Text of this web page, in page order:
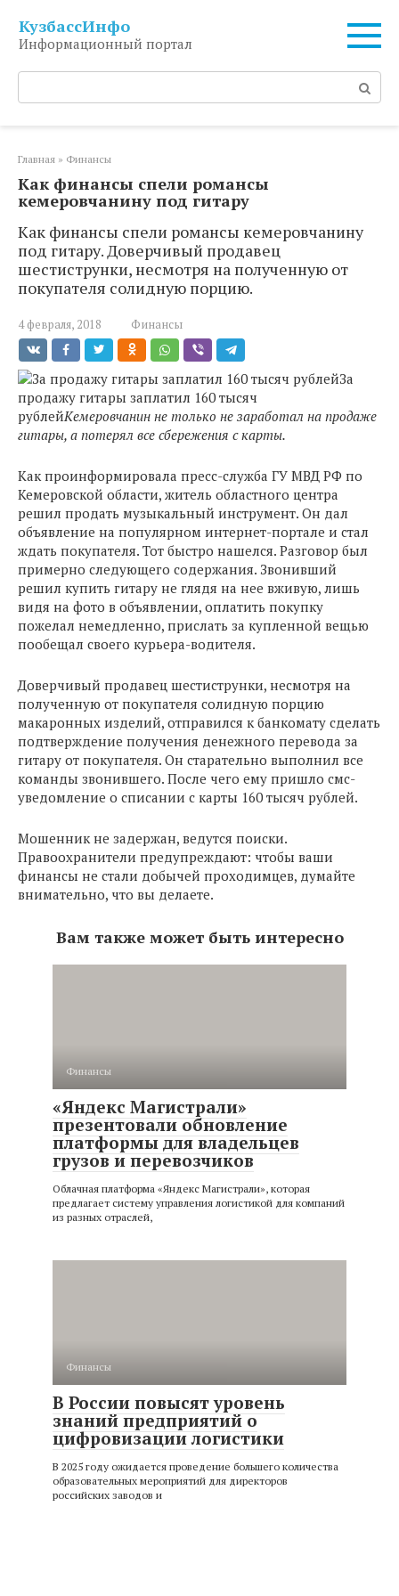
контенту
КузбассИнфо
Информационный портал
Поиск:
Главная » Финансы
Как финансы спели романсы
кемеровчанину под гитару
Как финансы спели романсы кемеровчанину
под гитару. Доверчивый продавец
шестиструнки, несмотря на полученную от
покупателя солидную порцию.
4 февраля, 2018 Финансы
За
продажу гитары заплатил 160 тысяч
рублейКемеровчанин не только не заработал на продаже
гитары, а потерял все сбережения с карты.
Как проинформировала пресс-служба ГУ МВД РФ по
Кемеровской области, житель областного центра
решил продать музыкальный инструмент. Он дал
объявление на популярном интернет-портале и стал
ждать покупателя. Тот быстро нашелся. Разговор был
примерно следующего содержания. Звонивший
решил купить гитару не глядя на нее вживую, лишь
видя на фото в объявлении, оплатить покупку
пожелал немедленно, прислать за купленной вещью
пообещал своего курьера-водителя.
Доверчивый продавец шестиструнки, несмотря на
полученную от покупателя солидную порцию
макаронных изделий, отправился к банкомату сделать
подтверждение получения денежного перевода за
гитару от покупателя. Он старательно выполнил все
команды звонившего. После чего ему пришло смс-
уведомление о списании с карты 160 тысяч рублей.
Мошенник не задержан, ведутся поиски.
Правоохранители предупреждают: чтобы ваши
финансы не стали добычей проходимцев, думайте
внимательно, что вы делаете.
Вам также может быть интересно
Финансы
«Яндекс Магистрали»
презентовали обновление
платформы для владельцев
грузов и перевозчиков
Облачная платформа «Яндекс Магистрали», которая
предлагает систему управления логистикой для компаний
из разных отраслей,
Финансы
В России повысят уровень
знаний предприятий о
цифровизации логистики
В 2025 году ожидается проведение большего количества
образовательных мероприятий для директоров
российских заводов и